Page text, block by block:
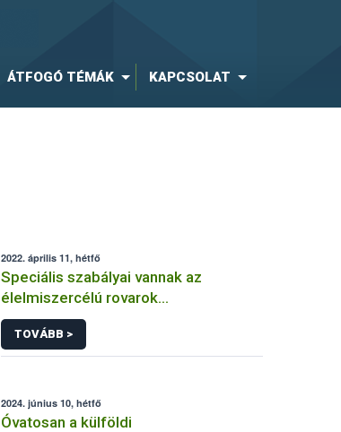
ÁTFOGÓ TÉMÁK KAPCSOLAT
2022. április 11, hétfő
Speciális szabályai vannak az
élelmiszercélú rovarok
forgalmazásának
TOVÁBB >
2024. június 10, hétfő
Óvatosan a külföldi